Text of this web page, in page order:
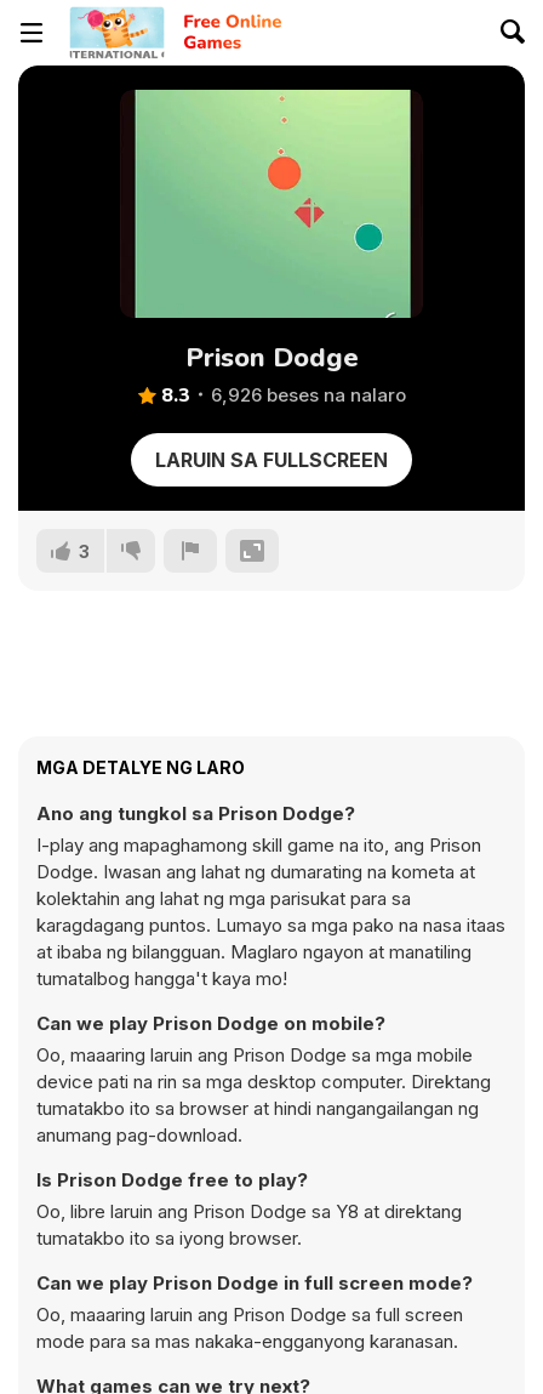
Prison Dodge
8.3 6,926 beses na nalaro
LARUIN SA FULLSCREEN
3
MGA DETALYE NG LARO
Ano ang tungkol sa Prison Dodge?
I-play ang mapaghamong skill game na ito, ang Prison
Dodge. Iwasan ang lahat ng dumarating na kometa at
kolektahin ang lahat ng mga parisukat para sa
karagdagang puntos. Lumayo sa mga pako na nasa itaas
at ibaba ng bilangguan. Maglaro ngayon at manatiling
tumatalbog hangga't kaya mo!
Can we play Prison Dodge on mobile?
Oo, maaaring laruin ang Prison Dodge sa mga mobile
device pati na rin sa mga desktop computer. Direktang
tumatakbo ito sa browser at hindi nangangailangan ng
anumang pag-download.
Is Prison Dodge free to play?
Oo, libre laruin ang Prison Dodge sa Y8 at direktang
tumatakbo ito sa iyong browser.
Can we play Prison Dodge in full screen mode?
Oo, maaaring laruin ang Prison Dodge sa full screen
mode para sa mas nakaka-engganyong karanasan.
What games can we try next?